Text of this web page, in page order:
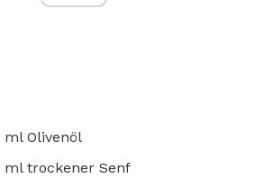
Olivenöl
ml trockener Senf